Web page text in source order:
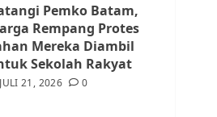
Pemko Batam,
Rempang Protes
Mereka Diambil
Sekolah Rakyat
JULI 21, 2026 0